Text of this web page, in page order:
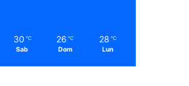
30 ℃
Sab
26 ℃
Dom
28 ℃
Lun